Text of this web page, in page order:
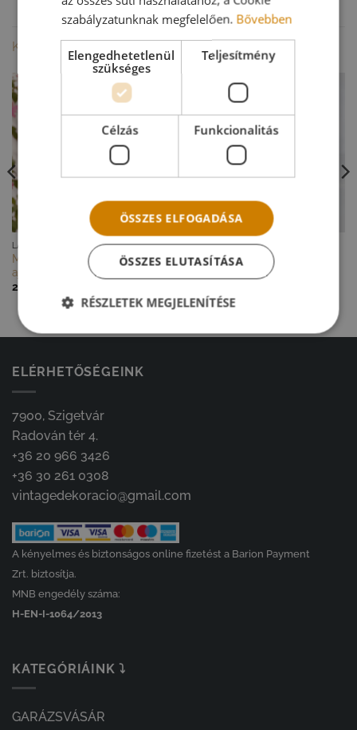
KAPCSOLÓDÓ TERMÉKEK
GYORS NÉZET
LAKÁSDEKORÁCIÓ
Mediterrán murvafürt nyári
ajtódísz
28 700
GYORS NÉZET
ÁLTALÁNOS LAKÁSDEKORÁCIÓ
Családi lakásdekor –
kiegészítő figurák egyedi
795Ft
ELÉRHETŐSÉGEINK
7900, Szigetvár
Radován tér 4.
+36 20 966 3426
+36 30 261 0308
vintagedekoracio@gmail.com
A kényelmes és biztonságos online fizetést a Barion Payment
Zrt. biztosítja.
MNB engedély száma:
H-EN-I-1064/2013
KATEGÓRIÁINK ⤵
GARÁZSVÁSÁR
szabályzatunknak megfelelően. Bővebben
Elengedhetetlenül
szükséges
Teljesítmény
Célzás Funkcionalitás
ÖSSZES ELFOGADÁSA
ÖSSZES ELUTASÍTÁSA
RÉSZLETEK MEGJELENÍTÉSE